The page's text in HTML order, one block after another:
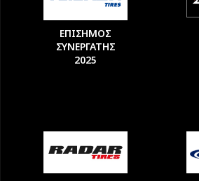
ΕΠΙΣΗΜΟΣ
ΣΥΝΕΡΓΑΤΗΣ
2025